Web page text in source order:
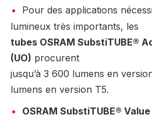
Pour des applications
lumineux très importants, les
tubes OSRAM SubstiTUBE®
(UO) procurent
jusqu’à 3 600 lumens en
lumens en version T5.
OSRAM SubstiTUBE® Value